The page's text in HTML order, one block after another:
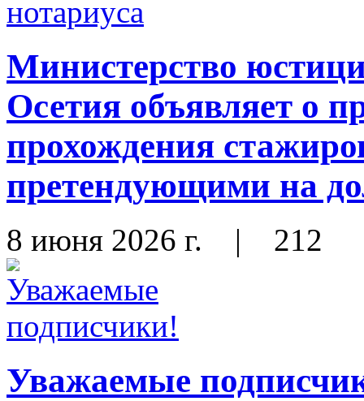
Министерство
Осетия объявляет о
прохождения
претендующими на
8 июня 2026 г. | 212
Уважаемые